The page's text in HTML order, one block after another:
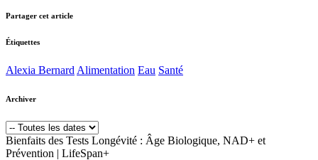
Partager cet article
Étiquettes
Alexia Bernard Alimentation Eau Santé
Archiver
Bienfaits des Tests Longévité : Âge Biologique, NAD+ et
Prévention | LifeSpan+